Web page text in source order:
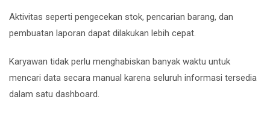
Aktivitas seperti pengecekan stok, pencarian barang, dan
pembuatan laporan dapat dilakukan lebih cepat.
Karyawan tidak perlu menghabiskan banyak waktu untuk
mencari data secara manual karena seluruh informasi tersedia
dalam satu dashboard.